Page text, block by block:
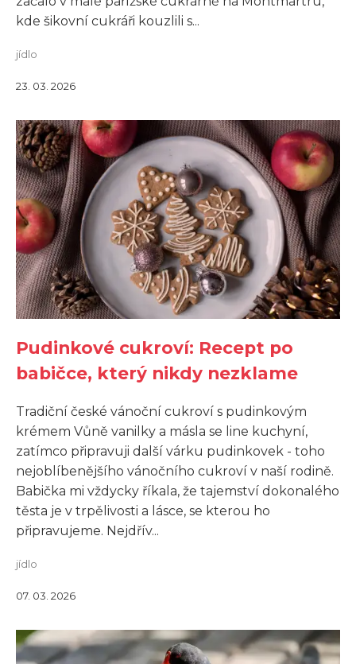
kde šikovní cukráři kouzlili s...
jídlo
23. 03. 2026
Pudinkové cukroví: Recept po
babičce, který nikdy nezklame
Tradiční české vánoční cukroví s pudinkovým
krémem Vůně vanilky a másla se line kuchyní,
zatímco připravuji další várku pudinkovek - toho
nejoblíbenějšího vánočního cukroví v naší rodině.
Babička mi vždycky říkala, že tajemství dokonalého
těsta je v trpělivosti a lásce, se kterou ho
připravujeme. Nejdřív...
jídlo
07. 03. 2026